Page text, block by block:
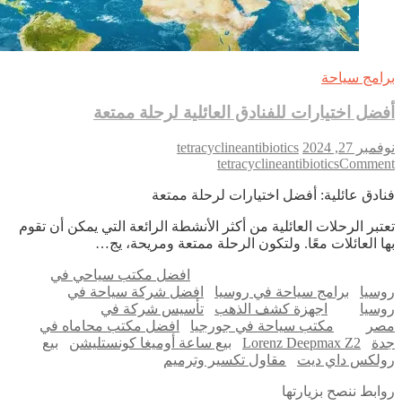
سياحة
اختيارات للفنادق العائلية لرحلة ممتعة
27, 2024
tetracyclineantibiotics
tetracyclineantibiotics
on
اختيارات
العائلية
لرحلة
عائلية: أفضل اختيارات لرحلة ممتعة
الرحلات العائلية من أكثر الأنشطة الرائعة التي يمكن أن تقوم
العائلات معًا. ولتكون الرحلة ممتعة ومريحة، يج…
افضل مكتب سياحي في
برامج سياحة في روسيا
افضل شركة سياحة في
اجهزة كشف الذهب
تأسيس شركة في
مكتب سياحة في جورجيا
افضل مكتب محاماه في
Lorenz Deepmax Z2 بيع ساعة أوميغا كونستليشن
بيع
داي ديت
مقاول تكسير وترميم
ننصح بزيارتها